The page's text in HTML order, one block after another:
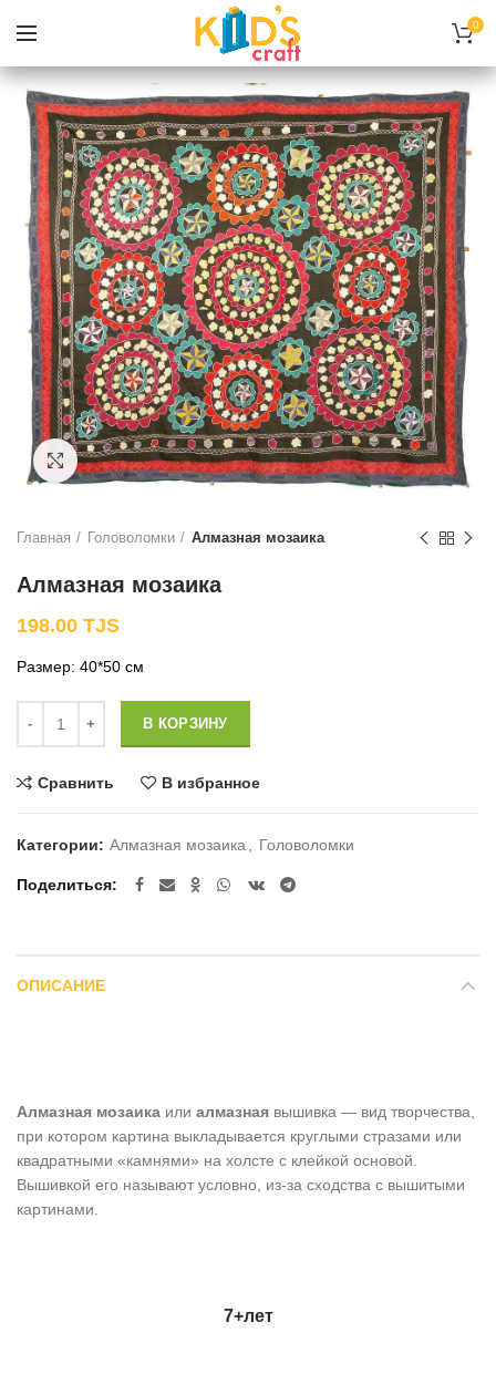
0
Нажмите, чтобы увеличить
Главная Головоломки Алмазная мозаика
Алмазная мозаика
198.00 TJS
Размер: 40*50 см
В КОРЗИНУ
Сравнить В избранное
Категории: Алмазная мозаика Головоломки
Поделиться
ОПИСАНИЕ
Алмазная мозаика или алмазная вышивка — вид творчества,
при котором картина выкладывается круглыми стразами или
квадратными «камнями» на холсте с клейкой основой.
Вышивкой его называют условно, из-за сходства с вышитыми
картинами.
7+лет